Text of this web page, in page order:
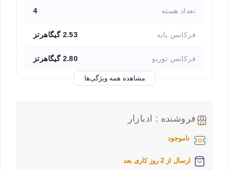
تعداد هسته 4
فرکانس پایه 2.53 گیگاهرتز
فرکانس توربو 2.80 گیگاهرتز
مشاهده همه ویژگی‌ها
فروشنده : ادبازار
ناموجود
ارسال از 2 روز کاری بعد